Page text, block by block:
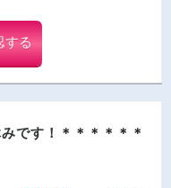
する
です！＊＊＊＊＊＊